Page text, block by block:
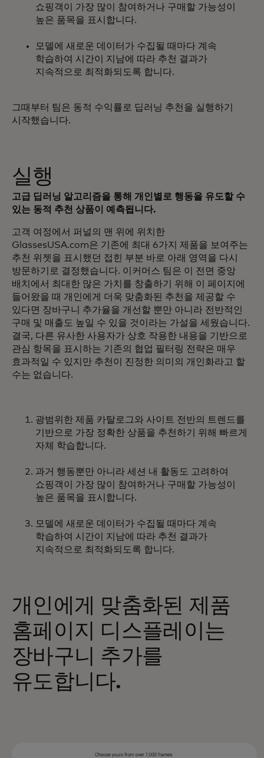
쇼핑객이 가장 많이 참여하거나 구매할 가능성이
높은 품목을 표시합니다.
모델에 새로운 데이터가 수집될 때마다 계속
학습하여 시간이 지남에 따라 추천 결과가
지속적으로 최적화되도록 합니다.
그때부터 팀은 동적 수익률로 딥러닝 추천을 실행하기
시작했습니다.
실행
고급 딥러닝 알고리즘을 통해 개인별로 행동을 유도할 수
있는 동적 추천 상품이 예측됩니다.
고객 여정에서 퍼널의 맨 위에 위치한
GlassesUSA.com은 기존에 최대 6가지 제품을 보여주는
추천 위젯을 표시했던 접힌 부분 바로 아래 영역을 다시
방문하기로 결정했습니다. 이커머스 팀은 이 전면 중앙
배치에서 최대한 많은 가치를 창출하기 위해 이 페이지에
들어왔을 때 개인에게 더욱 맞춤화된 추천을 제공할 수
있다면 장바구니 추가율을 개선할 뿐만 아니라 전반적인
구매 및 매출도 높일 수 있을 것이라는 가설을 세웠습니다.
결국, 다른 유사한 사용자가 상호 작용한 내용을 기반으로
관심 항목을 표시하는 기존의 협업 필터링 전략은 매우
효과적일 수 있지만 추천이 진정한 의미의 개인화라고 할
수는 없습니다.
광범위한 제품 카탈로그와 사이트 전반의 트렌드를
기반으로 가장 정확한 상품을 추천하기 위해 빠르게
자체 학습합니다.
과거 행동뿐만 아니라 세션 내 활동도 고려하여
쇼핑객이 가장 많이 참여하거나 구매할 가능성이
높은 품목을 표시합니다.
모델에 새로운 데이터가 수집될 때마다 계속
학습하여 시간이 지남에 따라 추천 결과가
지속적으로 최적화되도록 합니다.
개인에게 맞춤화된 제품
홈페이지 디스플레이는
장바구니 추가를
유도합니다.